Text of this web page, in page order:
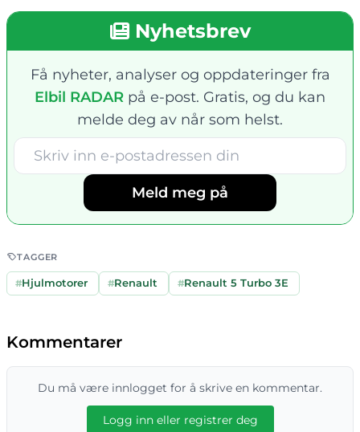
Nyhetsbrev
Få nyheter, analyser og oppdateringer fra
Elbil RADAR på e-post. Gratis, og du kan
melde deg av når som helst.
Meld meg på
TAGGER
#Hjulmotorer #Renault #Renault 5 Turbo 3E
Kommentarer
Du må være innlogget for å skrive en kommentar.
Logg inn eller registrer deg